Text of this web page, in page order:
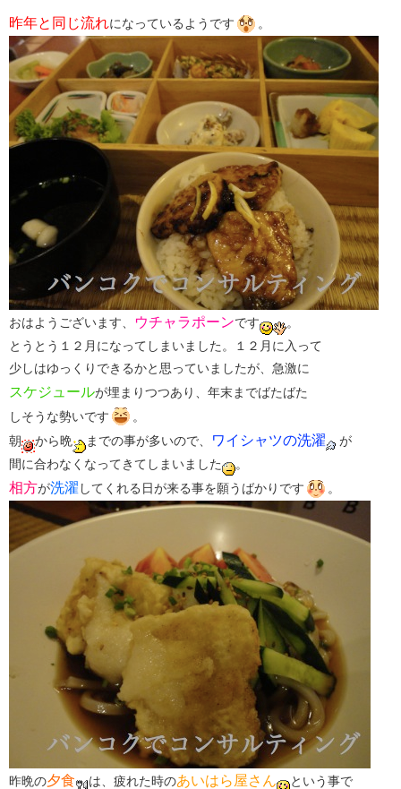
昨年と同じ流れになっているようです 。
おはようございます、 ウチャラポーンです
。
とうとう１２月になってしまいました。１２月に入って
少しはゆっくりできるかと思っていましたが、急激に
スケジュールが埋まりつつあり、年末までばたばた
しそうな勢いです
。
朝
から晩 までの事が多いので、 ワイシャツの洗濯
が
間に合わなくなってきてしまいました
。
相方が洗濯 してくれる日が来る事を願うばかりです 。
昨晩の夕食 は、疲れた時のあいはら屋さん
という事で